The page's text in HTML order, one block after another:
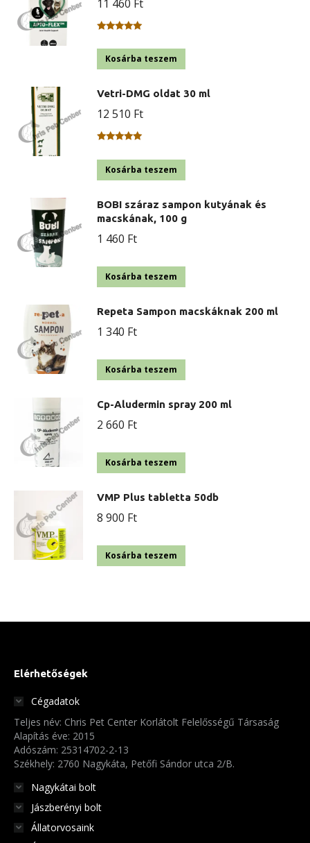
11 460 Ft
5.00/ 5
Kosárba teszem
Vetri-DMG oldat 30 ml
12 510 Ft
5.00/ 5
Kosárba teszem
BOBI száraz sampon kutyának és
macskának, 100 g
1 460 Ft
Kosárba teszem
Repeta Sampon macskáknak 200 ml
1 340 Ft
Kosárba teszem
Cp-Aludermin spray 200 ml
2 660 Ft
Kosárba teszem
VMP Plus tabletta 50db
8 900 Ft
Kosárba teszem
Elérhetőségek
Cégadatok
Teljes név: Chris Pet Center Korlátolt Felelősségű Társaság
Alapítás éve: 2015
Adószám: 25314702-2-13
Székhely: 2760 Nagykáta, Petőfi Sándor utca 2/B.
Nagykátai bolt
Jászberényi bolt
Állatorvosaink